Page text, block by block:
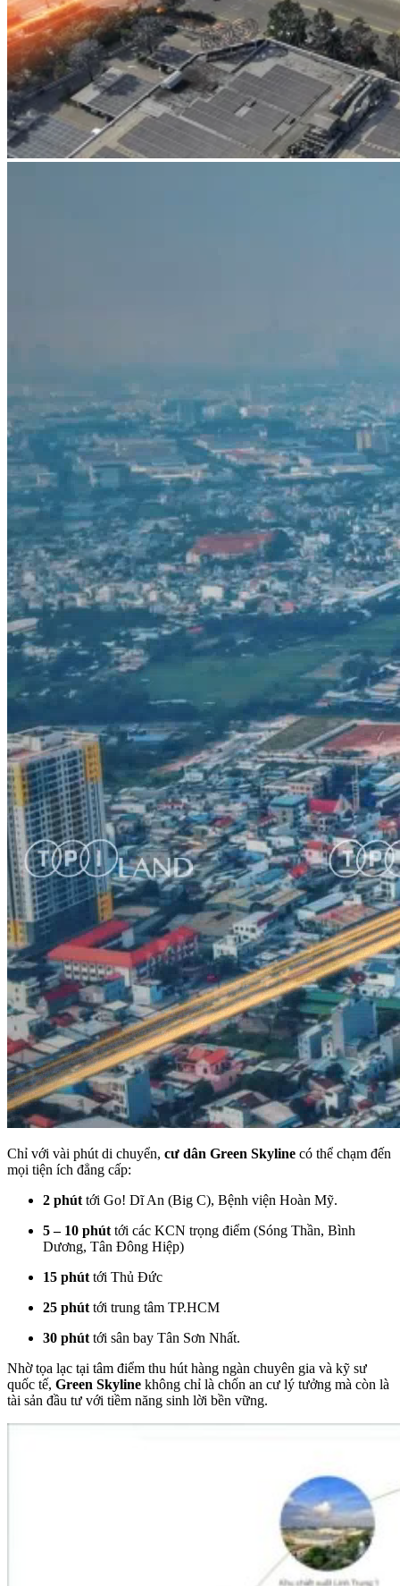
Chỉ với vài phút di chuyển, cư dân Green Skyline có thể chạm đến
mọi tiện ích đẳng cấp:
2 phúttới Go! Dĩ An (Big C), Bệnh viện Hoàn Mỹ.
5 – 10 phúttới các KCN trọng điểm (Sóng Thần, Bình
Dương, Tân Đông Hiệp)
15 phúttới Thủ Đức
25 phúttới trung tâm TP.HCM
30 phúttới sân bay Tân Sơn Nhất.
Nhờ tọa lạc tại tâm điểm thu hút hàng ngàn chuyên gia và kỹ sư
quốc tế, Green Skyline không chỉ là chốn an cư lý tưởng mà còn là
tài sản đầu tư với tiềm năng sinh lời bền vững.